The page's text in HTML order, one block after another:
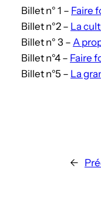
Billet n° 1 – Faire
Billet n°2 – La
Billet n° 3 – A
Billet n°4 – Faire
Billet n°5 – La
←